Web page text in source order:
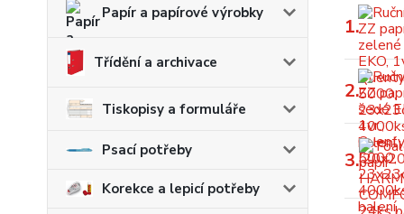
Papír a papírové výrobky
Třídění a archivace
Tiskopisy a formuláře
Psací potřeby
Korekce a lepicí potřeby
1.
2.
3.